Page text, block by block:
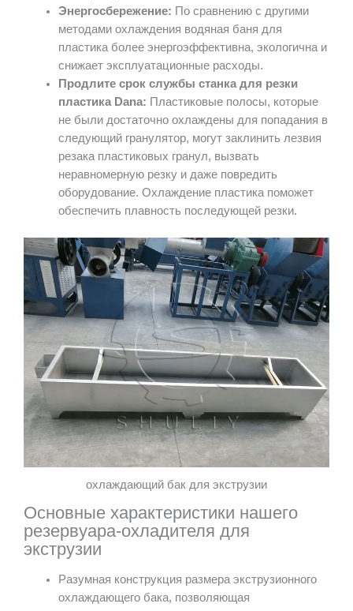
Энергосбережение: По сравнению с другими
методами охлаждения водяная баня для
пластика более энергоэффективна, экологична и
снижает эксплуатационные расходы.
Продлите срок службы станка для резки
пластика Dana: Пластиковые полосы, которые
не были достаточно охлаждены для попадания в
следующий гранулятор, могут заклинить лезвия
резака пластиковых гранул, вызвать
неравномерную резку и даже повредить
оборудование. Охлаждение пластика поможет
обеспечить плавность последующей резки.
охлаждающий бак для экструзии
Основные характеристики нашего
резервуара-охладителя для
экструзии
Разумная конструкция размера экструзионного
охлаждающего бака, позволяющая